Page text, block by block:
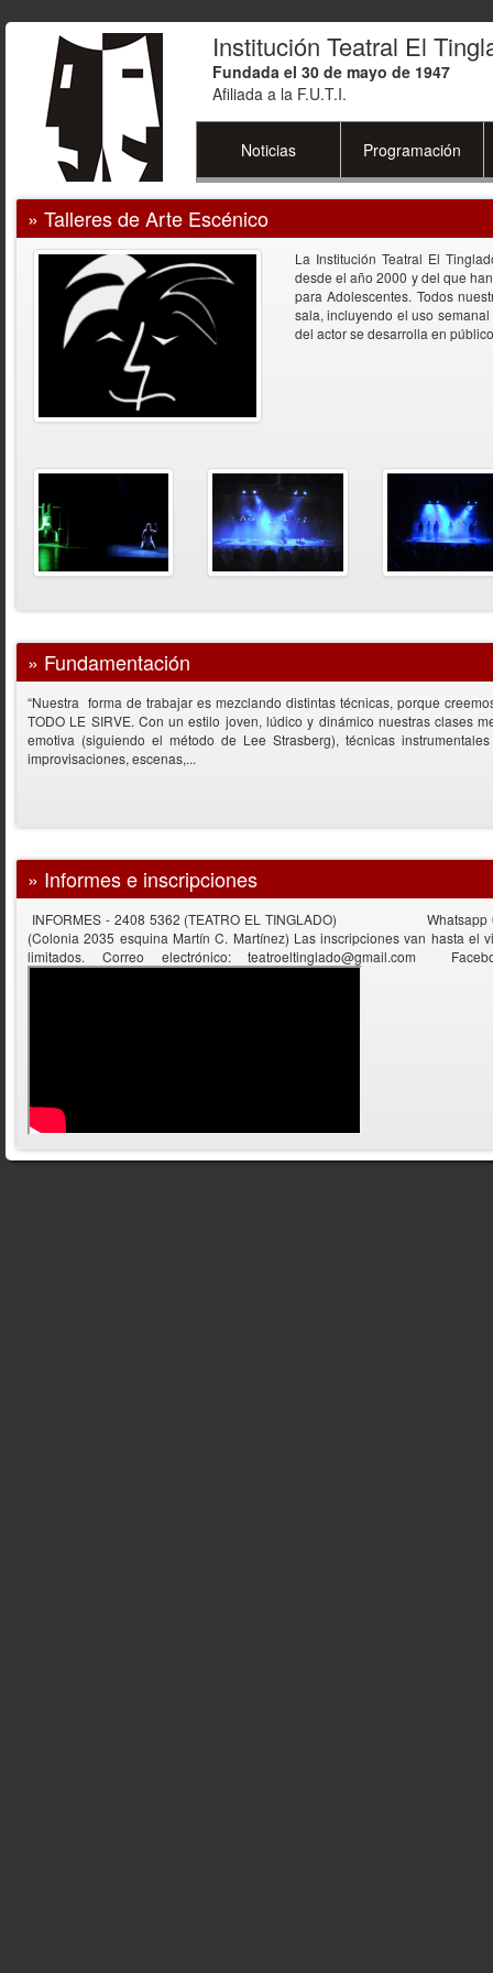
Institución Teatral El
Fundada el 30 de mayo de 1947
Afiliada a la F.U.T.I.
Noticias Programación
» Talleres de Arte Escénico
La Institución Teatral El
desde el año 2000 y del que
para Adolescentes. Todos
sala, incluyendo el uso
del actor se desarrolla en
» Fundamentación
“Nuestra forma de trabajar es mezclando distintas técnicas, porque
TODO LE SIRVE. Con un estilo joven, lúdico y dinámico nuestras clases
emotiva (siguiendo el método de Lee Strasberg), técnicas
improvisaciones, escenas,...
» Informes e inscripciones
INFORMES - 2408 5362 (TEATRO EL TINGLADO) Whatsapp 091
(Colonia 2035 esquina Martín C. Martínez) Las inscripciones van hasta
limitados. Correo electrónico: teatroeltinglado@gmail.com